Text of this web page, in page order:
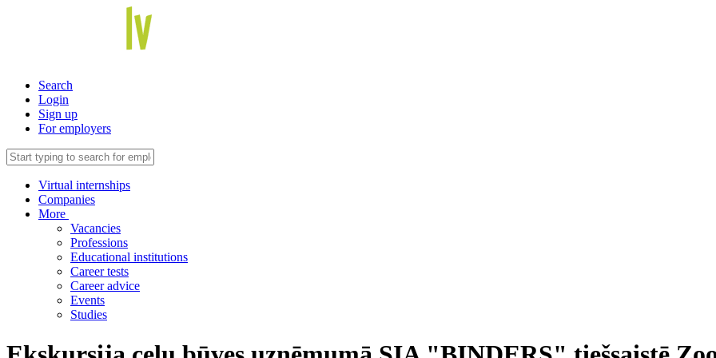
Search
Login
Sign up
For employers
Virtual internships
Companies
More
Vacancies
Professions
Educational institutions
Career tests
Career advice
Events
Studies